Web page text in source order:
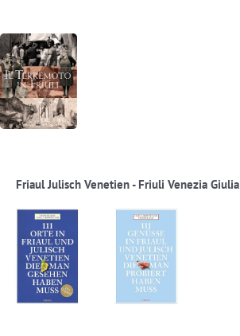
Friaul Julisch Venetien - Friuli Venezia Giulia